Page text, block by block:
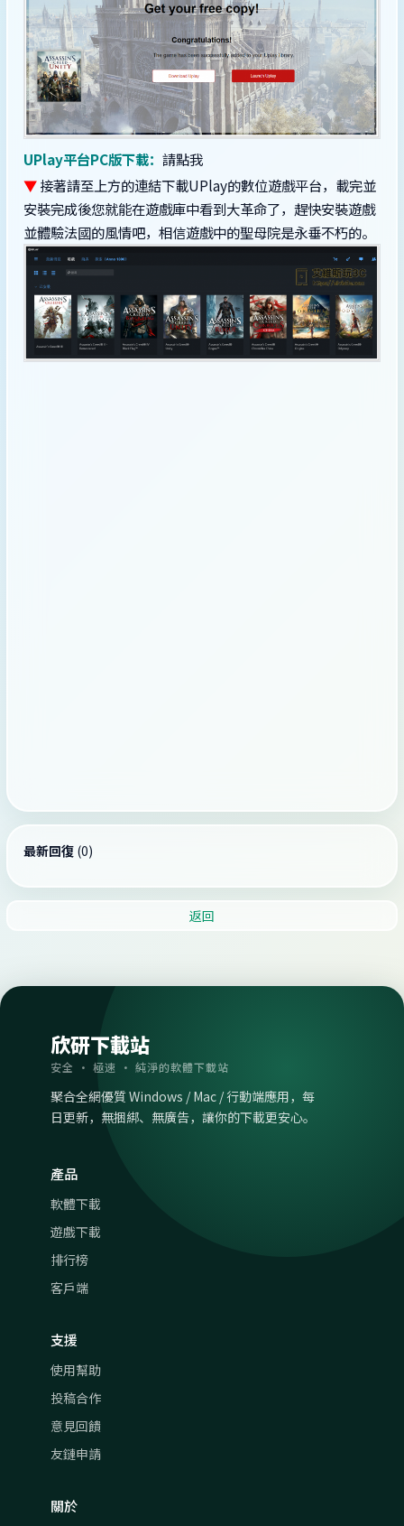
UPlay平台PC版下載： 請點我
▼接著請至上方的連結下載UPlay的數位遊戲平台，載完並
安裝完成後您就能在遊戲庫中看到大革命了，趕快安裝遊戲
並體驗法國的風情吧，相信遊戲中的聖母院是永垂不朽的。
最新回復 (0)
返回
欣研下載站
安全 · 極速 · 純淨的軟體下載站
聚合全網優質 Windows / Mac / 行動端應用，每
日更新，無捆綁、無廣告，讓你的下載更安心。
產品
軟體下載
遊戲下載
排行榜
客戶端
支援
使用幫助
投稿合作
意見回饋
友鏈申請
關於